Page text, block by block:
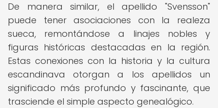
De manera similar, el apellido "Svensson"
puede tener asociaciones con la realeza
sueca, remontándose a linajes nobles y
figuras históricas destacadas en la región.
Estas conexiones con la historia y la cultura
escandinava otorgan a los apellidos un
significado más profundo y fascinante, que
trasciende el simple aspecto genealógico.